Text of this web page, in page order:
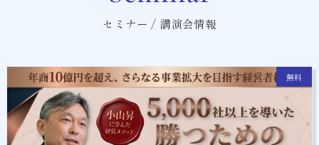
セミナー / 講演会情報
無料